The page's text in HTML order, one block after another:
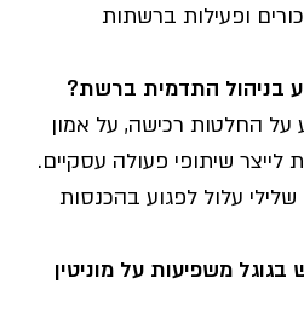
ופעילות ברשתות
בניהול התדמית ברשת?
על החלטות רכישה, על אמון
לייצר שיתופי פעולה עסקיים.
שלילי עלול לפגוע בהכנסות
בגוגל משפיעות על מוניטין